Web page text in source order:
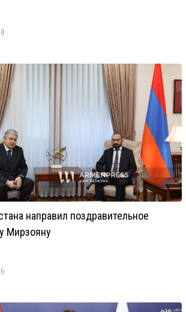
направил поздравительное
Мирзояну